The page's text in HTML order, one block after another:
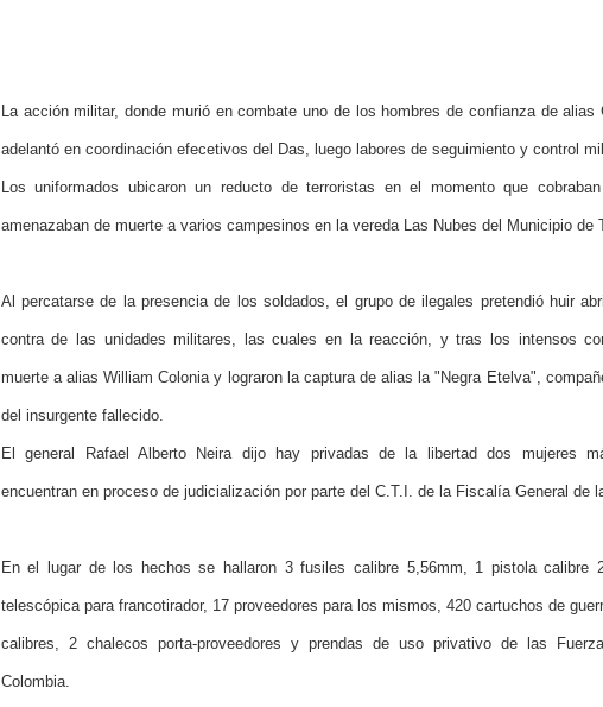
La acción militar, donde murió en combate uno de los hombres de confianza de alias
adelantó en coordinación efecetivos del Das, luego labores de seguimiento y control
Los uniformados ubicaron un reducto de terroristas en el momento que
amenazaban de muerte a varios campesinos en la vereda Las Nubes del Municipio de
Al percatarse de la presencia de los soldados, el grupo de ilegales pretendió huir
contra de las unidades militares, las cuales en la reacción, y tras los intensos
muerte a alias William Colonia y lograron la captura de alias la "Negra Etelva",
del insurgente fallecido.
El general Rafael Alberto Neira dijo hay privadas de la libertad dos mujeres
encuentran en proceso de judicialización por parte del C.T.I. de la Fiscalía General de
En el lugar de los hechos se hallaron 3 fusiles calibre 5,56mm, 1 pistola calibre
telescópica para francotirador, 17 proveedores para los mismos, 420 cartuchos de
calibres, 2 chalecos porta-proveedores y prendas de uso privativo de las
Colombia.